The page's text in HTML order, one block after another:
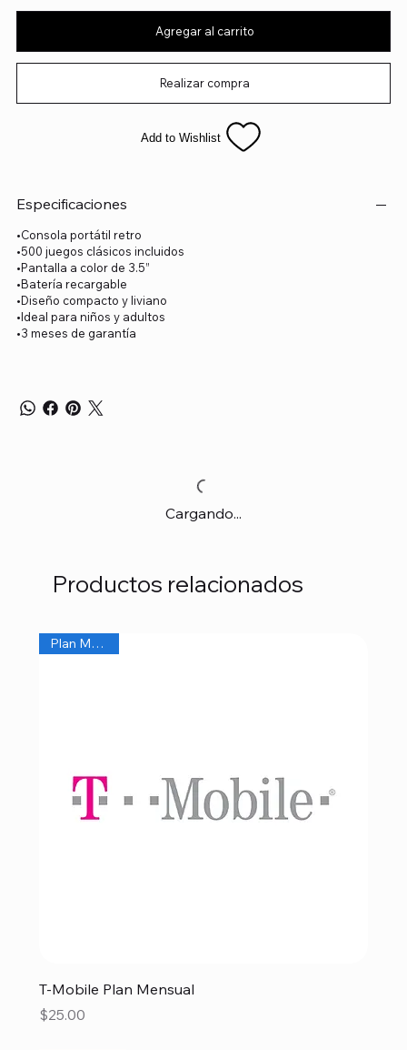
Agregar al carrito
Realizar compra
Add to Wishlist
Especificaciones
•Consola portátil retro
•500 juegos clásicos incluidos
•Pantalla a color de 3.5”
•Batería recargable
•Diseño compacto y liviano
•Ideal para niños y adultos
•3 meses de garantía
Cargando...
Productos relacionados
Plan Mensual
T-Mobile Plan Mensual
Precio
$25.00